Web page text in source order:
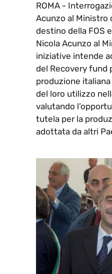
ROMA -
Acunzo al Ministro
destino della FOS
Nicola Acunzo al
iniziative intende
del Recovery fund
produzione
del loro utilizzo
valutando
tutela per la
adottata da altri